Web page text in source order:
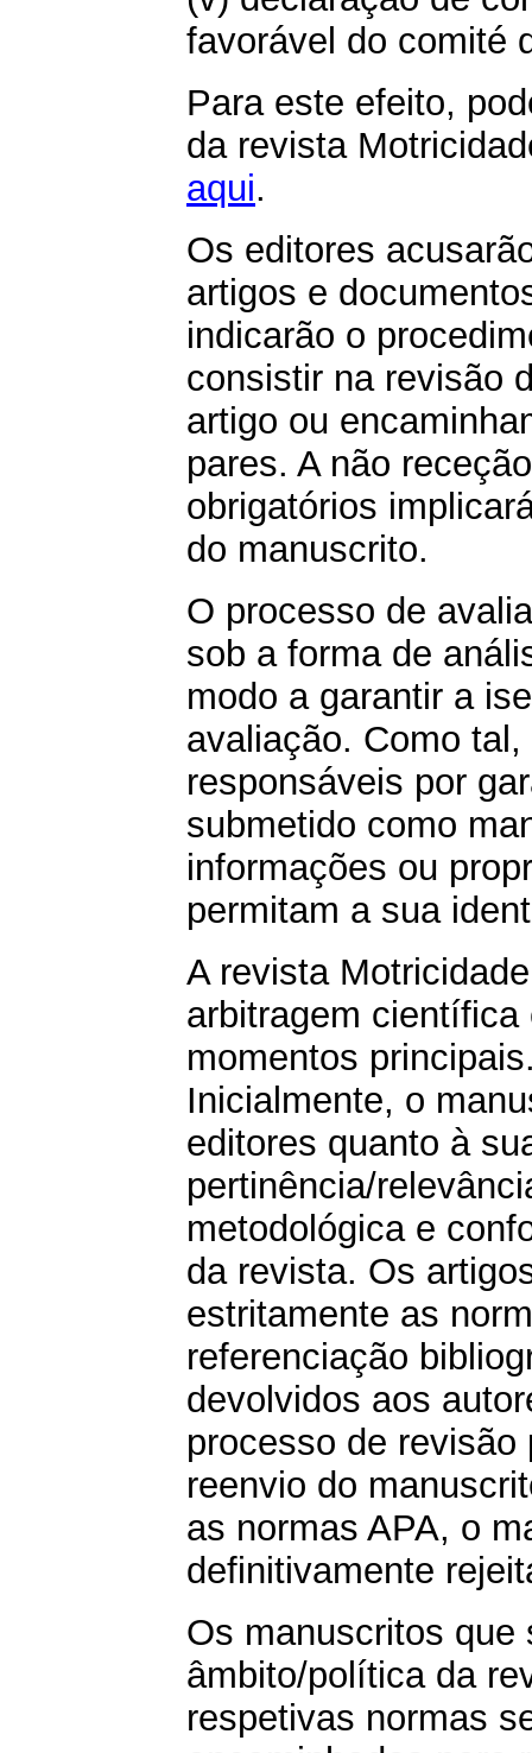
favorável do comité
Para este efeito,
da revista
aqui.
Os editores
artigos e
indicarão o
consistir na revisão
artigo ou
pares. A não
obrigatórios
do manuscrito.
O processo de
sob a forma de
modo a garantir a
avaliação. Como
responsáveis por
submetido como
informações ou
permitam a sua
A revista
arbitragem
momentos
Inicialmente, o
editores quanto à
pertinência/
metodológica e
da revista. Os
estritamente as
referenciação
devolvidos aos
processo de
reenvio do
as normas APA, o
definitivamente
Os manuscritos que
âmbito/política da
respetivas normas